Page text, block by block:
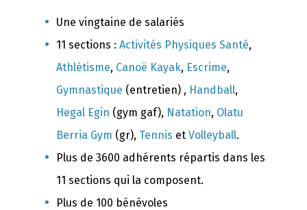
Une vingtaine de salariés
11 sections : Activités Physiques Santé,
Athlétisme, Canoë Kayak, Escrime,
Gymnastique (entretien) , Handball,
Hegal Egin (gym gaf), Natation, Olatu
Berria Gym (gr), Tennis et Volleyball.
Plus de 3600 adhérents répartis dans les
11 sections qui la composent.
Plus de 100 bénévoles